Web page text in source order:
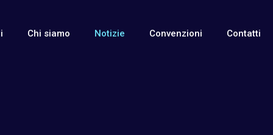
Chi siamo Notizie Convenzioni Contatti